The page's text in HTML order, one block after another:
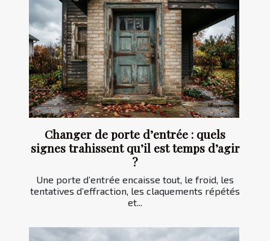
Changer de porte d’entrée : quels
signes trahissent qu’il est temps d’agir
?
Une porte d’entrée encaisse tout, le froid, les
tentatives d’effraction, les claquements répétés
et...